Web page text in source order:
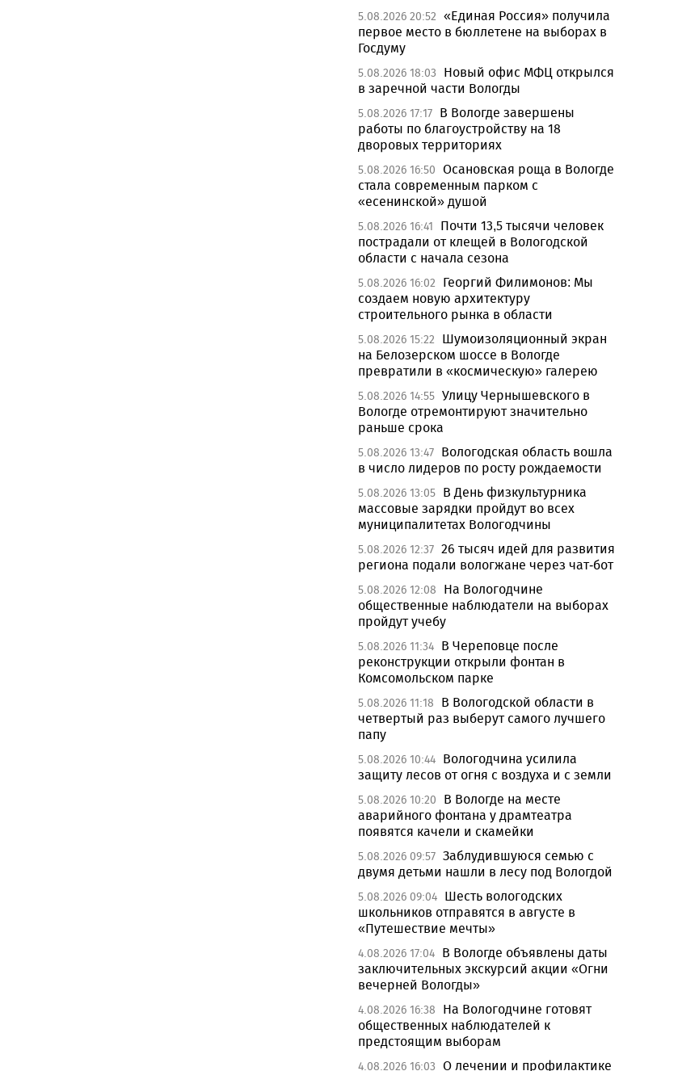
5.08.2026 20:52 «Единая Россия» получила
первое место в бюллетене на выборах в
Госдуму
5.08.2026 18:03
Новый офис МФЦ открылся
в заречной части Вологды
5.08.2026 17:17 В Вологде завершены
работы по благоустройству на 18
дворовых территориях
5.08.2026 16:50 Осановская роща в Вологде
стала современным парком с
«есенинской» душой
5.08.2026 16:41
Почти 13,5 тысячи человек
пострадали от клещей в Вологодской
области с начала сезона
5.08.2026 16:02
Георгий Филимонов: Мы
создаем новую архитектуру
строительного рынка в области
5.08.2026 15:22
Шумоизоляционный экран
на Белозерском шоссе в Вологде
превратили в «космическую» галерею
5.08.2026 14:55 Улицу Чернышевского в
Вологде отремонтируют значительно
раньше срока
5.08.2026 13:47 Вологодская область вошла
в число лидеров по росту рождаемости
5.08.2026 13:05 В День физкультурника
массовые зарядки пройдут во всех
муниципалитетах Вологодчины
5.08.2026 12:37 26 тысяч идей для развития
региона подали вологжане через чат-бот
5.08.2026 12:08
На Вологодчине
общественные наблюдатели на выборах
пройдут учебу
5.08.2026 11:34 В Череповце после
реконструкции открыли фонтан в
Комсомольском парке
5.08.2026 11:18
В Вологодской области в
четвертый раз выберут самого лучшего
папу
5.08.2026 10:44 Вологодчина усилила
защиту лесов от огня с воздуха и с земли
5.08.2026 10:20
В Вологде на месте
аварийного фонтана у драмтеатра
появятся качели и скамейки
5.08.2026 09:57 Заблудившуюся семью с
двумя детьми нашли в лесу под Вологдой
5.08.2026 09:04 Шесть вологодских
школьников отправятся в августе в
«Путешествие мечты»
4.08.2026 17:04 В Вологде объявлены даты
заключительных экскурсий акции «Огни
вечерней Вологды»
4.08.2026 16:38
На Вологодчине готовят
общественных наблюдателей к
предстоящим выборам
4.08.2026 16:03 О лечении и профилактике